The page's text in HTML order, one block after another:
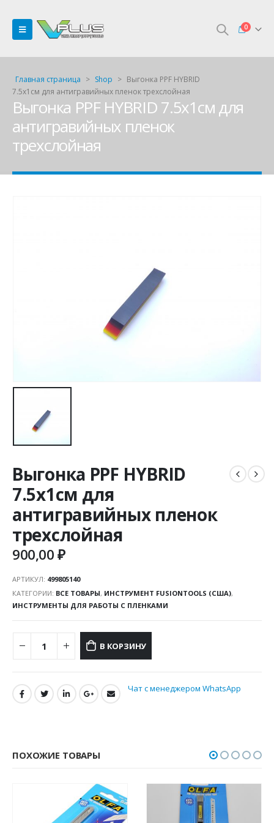
0
Главная страница > Shop > Выгонка PPF HYBRID
7.5х1см для антигравийных пленок трехслойная
Выгонка PPF HYBRID 7.5х1см для
антигравийных пленок
трехслойная
Выгонка PPF HYBRID
7.5х1см для
антигравийных пленок
трехслойная
900,00₽
АРТИКУЛ: 499805140
КАТЕГОРИИ: ВСЕ ТОВАРЫ, ИНСТРУМЕНТ FUSIONTOOLS (США),
ИНСТРУМЕНТЫ ДЛЯ РАБОТЫ С ПЛЕНКАМИ
В КОРЗИНУ
Чат с менеджером WhatsApp
ПОХОЖИЕ ТОВАРЫ